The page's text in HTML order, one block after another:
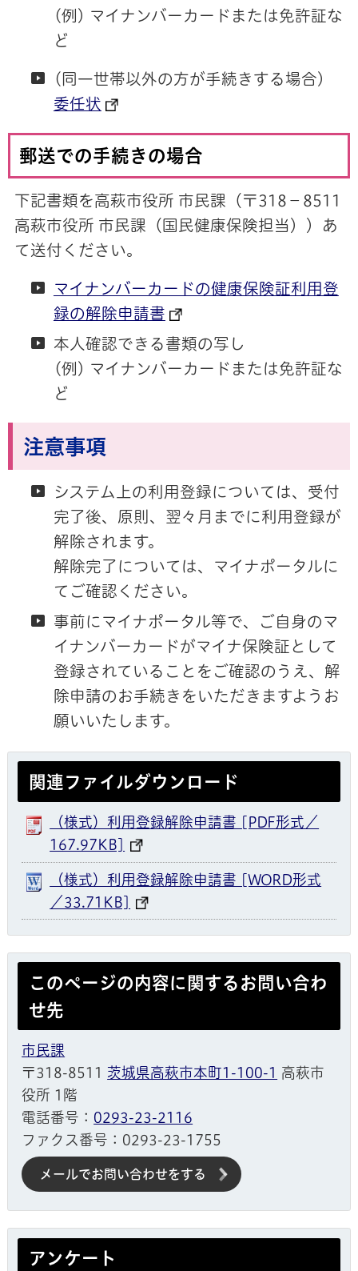
(例) マイナンバーカードまたは免許証な
ど
(同一世帯以外の方が手続きする場合)
委任状
郵送での手続きの場合
下記書類を高萩市役所 市民課（〒318－8511
高萩市役所 市民課（国民健康保険担当））あ
て送付ください。
マイナンバーカードの健康保険証利用登
録の解除申請書
本人確認できる書類の写し
(例) マイナンバーカードまたは免許証な
ど
注意事項
システム上の利用登録については、受付
完了後、原則、翌々月までに利用登録が
解除されます。
解除完了については、マイナポータルに
てご確認ください。
事前にマイナポータル等で、ご自身のマ
イナンバーカードがマイナ保険証として
登録されていることをご確認のうえ、解
除申請のお手続きをいただきますようお
願いいたします。
関連ファイルダウンロード
（様式）利用登録解除申請書 [PDF形式／
167.97KB]
（様式）利用登録解除申請書 [WORD形式
／33.71KB]
このページの内容に関するお問い合わ
せ先
市民課
〒318-8511 茨城県高萩市本町1-100-1 高萩市
役所 1階
電話番号： 0293-23-2116
ファクス番号：0293-23-1755
メールでお問い合わせをする
アンケート